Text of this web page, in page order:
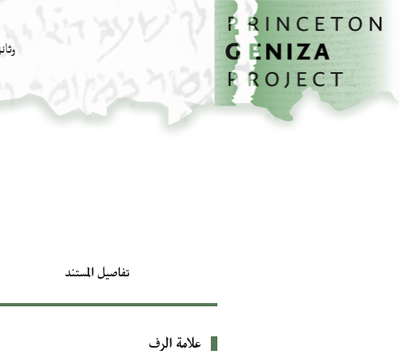
تخطي إلى المحتوى الرئيسي
الصفحة الرئيسية
تفاصيل المستند
بيانات التعريف
علامة الرف